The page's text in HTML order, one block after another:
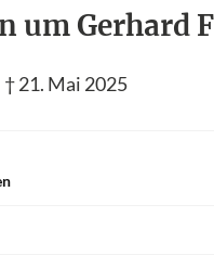
um Gerhard
† 21. Mai 2025